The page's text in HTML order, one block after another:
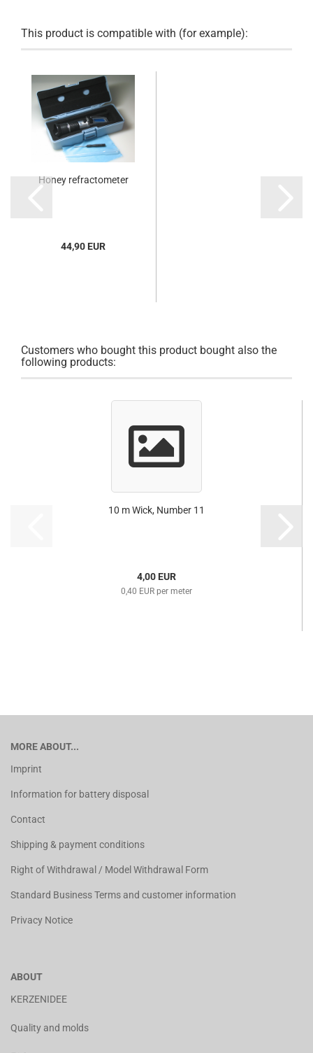
This product is compatible with (for example):
Honey refractometer
44,90 EUR
Customers who bought this product bought also the
following products:
10 m Wick, Number 11
4,00 EUR
0,40 EUR per meter
MORE ABOUT...
Imprint
Information for battery disposal
Contact
Shipping & payment conditions
Right of Withdrawal / Model Withdrawal Form
Standard Business Terms and customer information
Privacy Notice
ABOUT
KERZENIDEE
Quality and molds